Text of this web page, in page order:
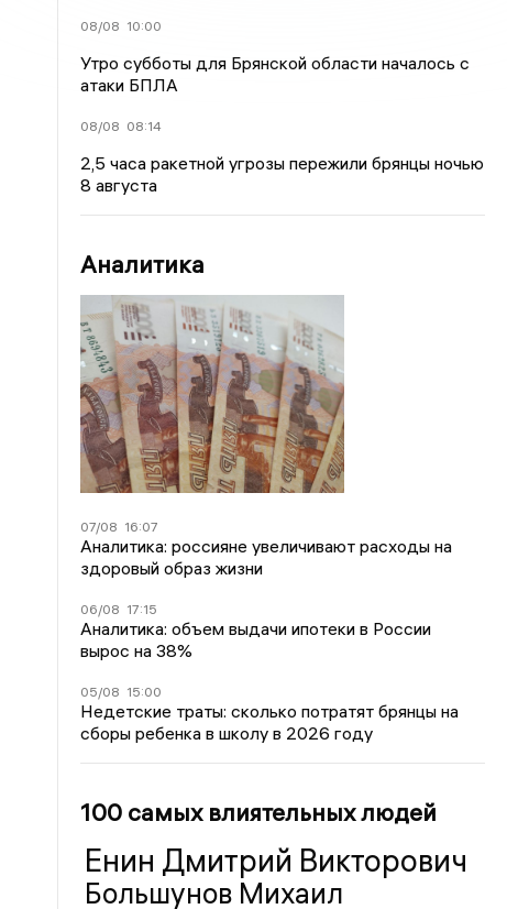
08/08 10:00
Утро субботы для Брянской области началось с
атаки БПЛА
08/08 08:14
2,5 часа ракетной угрозы пережили брянцы ночью
8 августа
Аналитика
07/08 16:07
Аналитика: россияне увеличивают расходы на
здоровый образ жизни
06/08 17:15
Аналитика: объем выдачи ипотеки в России
вырос на 38%
05/08 15:00
Недетские траты: сколько потратят брянцы на
сборы ребенка в школу в 2026 году
100 самых влиятельных людей
Енин Дмитрий Викторович
Большунов Михаил